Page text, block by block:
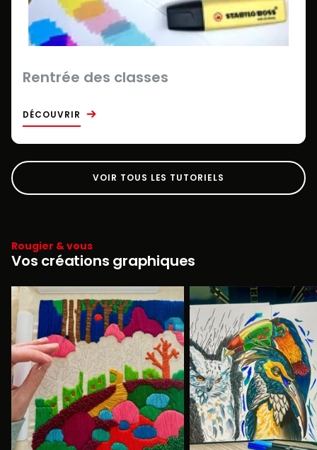
Rentrée des classes
DÉCOUVRIR
VOIR TOUS LES TUTORIELS
Rougier & vous
Vos créations graphiques